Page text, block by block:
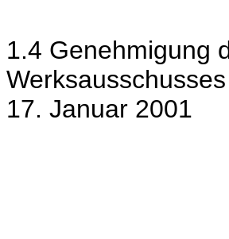
1.4 Genehmigung
17. Januar 2001